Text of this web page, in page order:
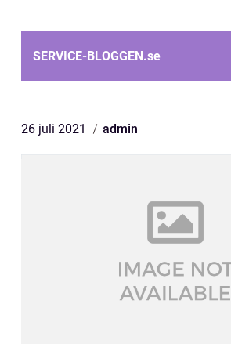
SERVICE-BLOGGEN.se
26 juli 2021 admin